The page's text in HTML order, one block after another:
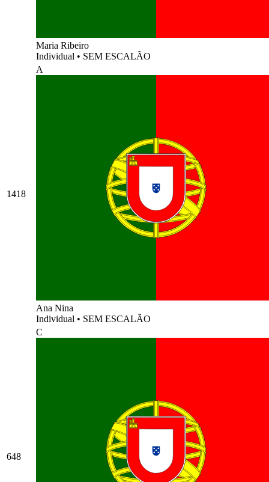
Maria Ribeiro
Individual • SEM ESCALÃO
1418
A
Ana Nina
Individual • SEM ESCALÃO
648
C